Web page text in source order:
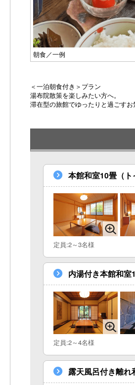
朝食／一例
＜一泊朝食付き＞プラン
湯布院散策を楽しみたい方へ。
滞在型の旅館でゆったりと過ごすお
本館和室10畳（
定員:2～3名様
内湯付き本館和室
定員:2～4名様
露天風呂付き離れ